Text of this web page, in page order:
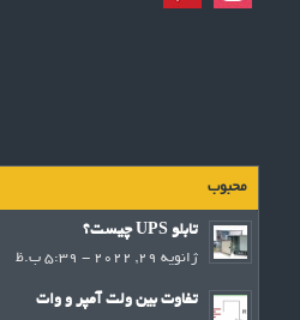
محبوب
تابلو UPS چیست؟
ژانویه 29, 2022 - 5:39 ب.ظ
تفاوت بین ولت آمپر و وات